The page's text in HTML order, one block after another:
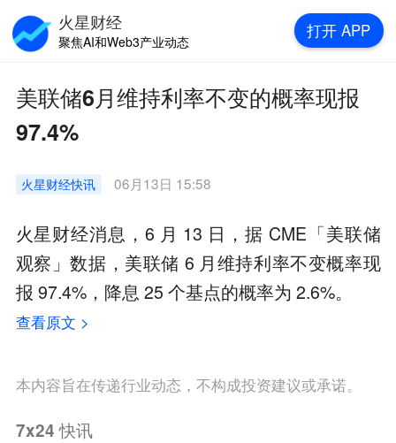
美联储6月维持利率不变的概率现报
97.4%
火星财经快讯 06月13日 15:58
火星财经消息，6 月 13 日，据 CME「美联储
观察」数据，美联储 6 月维持利率不变概率现
报 97.4%，降息 25 个基点的概率为 2.6%。
查看原文 >
本内容旨在传递行业动态，不构成投资建议或承诺。
7x24快讯
火星财经
聚焦AI和Web3产业动态
打开 APP